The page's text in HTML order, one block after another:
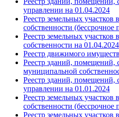
управлении на 01.04.2024
Реестр земельных
собственности (бессрочное
Реестр земельных
собственности на 01.04.2024
Реестр движимого
Реестр зданий, помещений,
муниципальной
Реестр зданий, помещений,
управлении на 01.01.2024
Реестр земельных
собственности (бессрочное
Реестр земельных